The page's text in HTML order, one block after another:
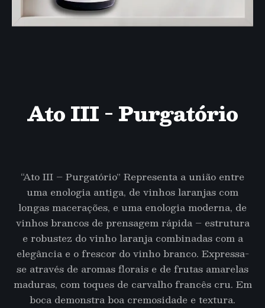
Ato III - Purgatório
“Ato III – Purgatório” Representa a união entre
uma enologia antiga, de vinhos laranjas com
longas macerações, e uma enologia moderna, de
vinhos brancos de prensagem rápida – estrutura
e robustez do vinho laranja combinadas com a
elegância e o frescor do vinho branco. Expressa-
se através de aromas florais e de frutas amarelas
maduras, com toques de carvalho francês cru. Em
boca demonstra boa cremosidade e textura.